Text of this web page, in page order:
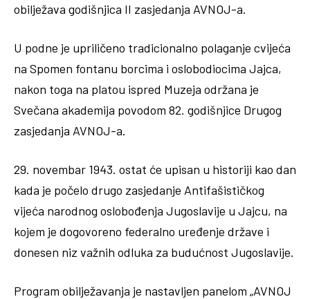
obilježava godišnjica II zasjedanja AVNOJ-a.
U podne je upriličeno tradicionalno polaganje cvijeća
na Spomen fontanu borcima i oslobodiocima Jajca,
nakon toga na platou ispred Muzeja održana je
Svečana akademija povodom 82. godišnjice Drugog
zasjedanja AVNOJ-a.
29. novembar 1943. ostat će upisan u historiji kao dan
kada je počelo drugo zasjedanje Antifašističkog
vijeća narodnog oslobođenja Jugoslavije u Jajcu, na
kojem je dogovoreno federalno uređenje države i
donesen niz važnih odluka za budućnost Jugoslavije.
Program obilježavanja je nastavljen panelom „AVNOJ